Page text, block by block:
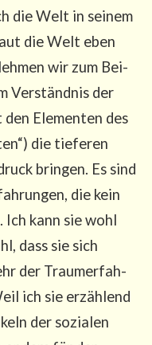
die Welt in sei­nem
die Welt eben
wir zum Bei­
Ver­ständ­nis der
Ele­men­ten des
die tie­fe­ren
brin­gen. Es sind
die kein
Ich kann sie wohl
dass sie sich
der Traum­er­fah­
ich sie erzäh­lend
der sozia­len